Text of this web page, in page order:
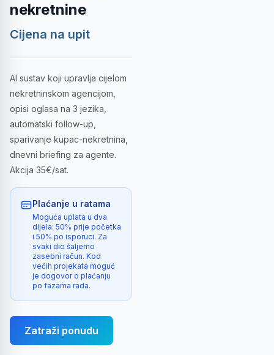
nekretnine
Cijena na upit
AI sustav koji upravlja cijelom
nekretninskom agencijom,
opisi oglasa na 3 jezika,
automatski follow-up,
sparivanje kupac-nekretnina,
dnevni briefing za agente.
Akcija 35€/sat.
Plaćanje u ratama
Moguća uplata u dva
dijela: 50% prije početka
i 50% po isporuci. Za
svaki dio šaljemo
zasebni račun. Kod
većih projekata moguć
je dogovor o plaćanju
po fazama rada.
Zatraži ponudu